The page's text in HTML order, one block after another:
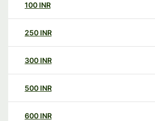
100 INR
250 INR
300 INR
500 INR
600 INR